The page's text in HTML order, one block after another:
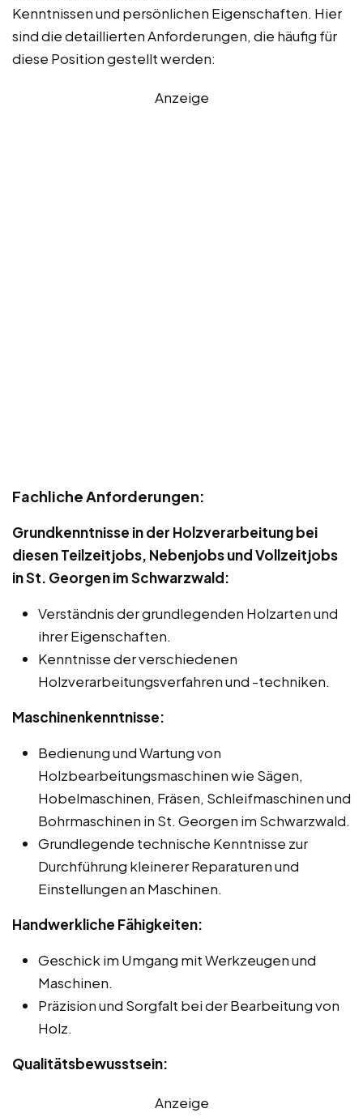
Kenntnissen und persönlichen Eigenschaften. Hier
sind die detaillierten Anforderungen, die häufig für
diese Position gestellt werden:
Anzeige
Fachliche Anforderungen:
Grundkenntnisse in der Holzverarbeitung bei
diesen Teilzeitjobs, Nebenjobs und Vollzeitjobs
in St. Georgen im Schwarzwald:
Verständnis der grundlegenden Holzarten und
ihrer Eigenschaften.
Kenntnisse der verschiedenen
Holzverarbeitungsverfahren und -techniken.
Maschinenkenntnisse:
Bedienung und Wartung von
Holzbearbeitungsmaschinen wie Sägen,
Hobelmaschinen, Fräsen, Schleifmaschinen und
Bohrmaschinen in St. Georgen im Schwarzwald.
Grundlegende technische Kenntnisse zur
Durchführung kleinerer Reparaturen und
Einstellungen an Maschinen.
Handwerkliche Fähigkeiten:
Geschick im Umgang mit Werkzeugen und
Maschinen.
Präzision und Sorgfalt bei der Bearbeitung von
Holz.
Qualitätsbewusstsein:
Anzeige